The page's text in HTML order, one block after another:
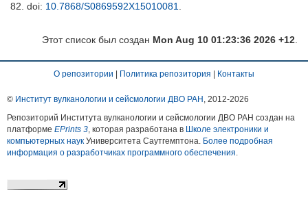
82. doi: 10.7868/S0869592X15010081
Этот список был создан Mon Aug 10 01:23:36 2026 +12
О репозитории Политика репозитория Контакты
© Институт вулканологии и сейсмологии ДВО РАН , 2012-2026
Репозиторий Института вулканологии и сейсмологии ДВО РАН создан на
платформе EPrints 3, которая разработана в Школе электроники и
компьютерных наук Университета Саутгемптона. Более подробная
информация о разработчиках программного обеспечения.